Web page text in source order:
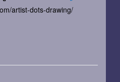
artist-dots-drawing/